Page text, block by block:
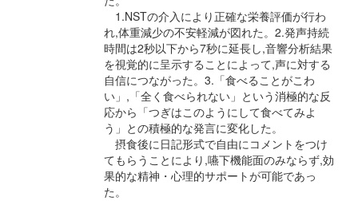
1.NSTの介入により正確な栄養評価が行わ
れ,体重減少の不安軽減が図れた。2.発声持続
時間は2秒以下から7秒に延長し,音響分析結果
を視覚的に呈示することによって,声に対する
自信につながった。3.「食べることがこわ
い」,「全く食べられない」という消極的な反
応から「つぎはこのようにして食べてみよ
う」との積極的な発言に変化した。
摂食後に日記形式で自由にコメントをつけ
てもらうことにより,嚥下機能面のみならず,効
果的な精神・心理的サポートが可能であっ
た。